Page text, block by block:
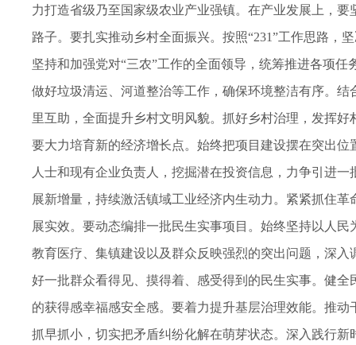
力打造省级乃至国家级农业产业强镇。在产业发展上，
路子。要扎实推动乡村全面振兴。按照“231”工作思路，
坚持和加强党对“三农”工作的全面领导，统筹推进各项
做好垃圾清运、河道整治等工作，确保环境整洁有序。
里互助，全面提升乡村文明风貌。抓好乡村治理，发挥
要大力培育新的经济增长点。始终把项目建设摆在突出
人士和现有企业负责人，挖掘潜在投资信息，力争引进
展新增量，持续激活镇域工业经济内生动力。紧紧抓住
展实效。要动态编排一批民生实事项目。始终坚持以人
教育医疗、集镇建设以及群众反映强烈的突出问题，深
好一批群众看得见、摸得着、感受得到的民生实事。健
的获得感幸福感安全感。要着力提升基层治理效能。推
抓早抓小，切实把矛盾纠纷化解在萌芽状态。深入践行